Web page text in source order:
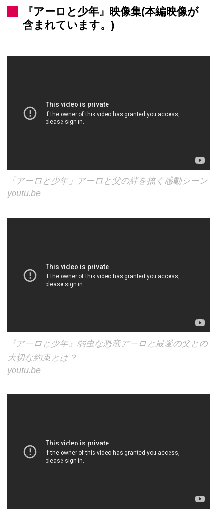
『アーロと少年』映像集(本編映像が
含まれています。)
「アーロと少年」アーロと父の絆を描く感動シーン
youtu.be
『アーロと少年』弱虫な恐竜アーロと最愛の父との
大切な約束とは？
youtu.be